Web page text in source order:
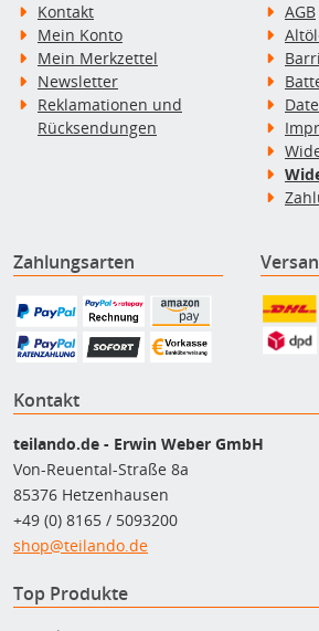
Kontakt
Mein Konto
Mein Merkzettel
Newsletter
Reklamationen und
Rücksendungen
AGB
Zahlungsarten
Kontakt
teilando.de - Erwin Weber GmbH
Von-Reuental-Straße 8a
85376 Hetzenhausen
+49 (0) 8165 / 5093200
shop@teilando.de
Top Produkte